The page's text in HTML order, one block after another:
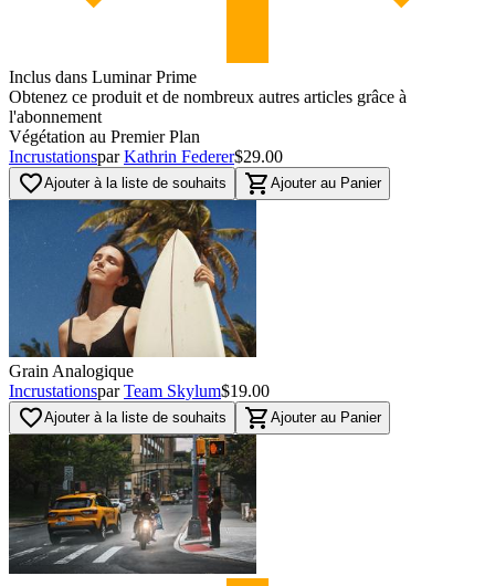
Inclus dans Luminar Prime
Obtenez ce produit et de nombreux autres articles grâce à
l'abonnement
Végétation au Premier Plan
Incrustationspar Kathrin Federer$29.00
favorite_borderAjouter à la liste de souhaits shopping_cart Ajouter au Panier
Grain Analogique
Incrustationspar Team Skylum$19.00
favorite_borderAjouter à la liste de souhaits shopping_cart Ajouter au Panier